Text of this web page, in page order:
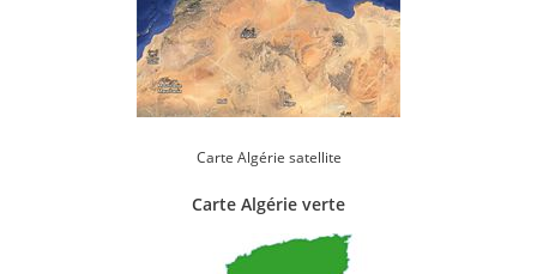
Carte Algérie satellite
Carte Algérie verte